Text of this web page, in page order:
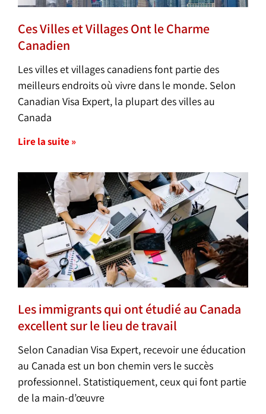
Ces Villes et Villages Ont le Charme
Canadien
Les villes et villages canadiens font partie des
meilleurs endroits où vivre dans le monde. Selon
Canadian Visa Expert, la plupart des villes au
Canada
Lire la suite »
Les immigrants qui ont étudié au Canada
excellent sur le lieu de travail
Selon Canadian Visa Expert, recevoir une éducation
au Canada est un bon chemin vers le succès
professionnel. Statistiquement, ceux qui font partie
de la main-d’œuvre